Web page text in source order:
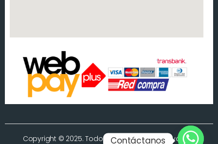
Copyright © 2025. Todos los derechos reservados.
Contáctanos